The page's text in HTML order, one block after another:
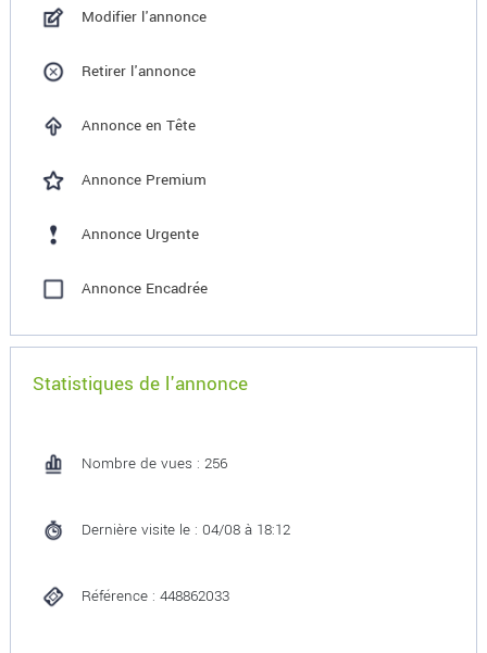
Modifier l'annonce
Retirer l'annonce
Annonce en Tête
Annonce Premium
Annonce Urgente
Annonce Encadrée
Statistiques de l'annonce
Nombre de vues : 256
Dernière visite le : 04/08 à 18:12
Référence : 448862033